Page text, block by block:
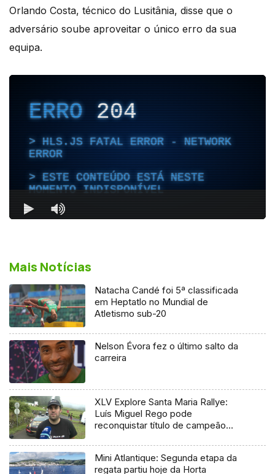
Orlando Costa, técnico do Lusitânia, disse que o
adversário soube aproveitar o único erro da sua
equipa.
Mais Notícias
Natacha Candé foi 5ª classificada
em Heptatlo no Mundial de
Atletismo sub-20
Nelson Évora fez o último salto da
carreira
XLV Explore Santa Maria Rallye:
Luís Miguel Rego pode
reconquistar título de campeão
Mini Atlantique: Segunda etapa da
regata partiu hoje da Horta